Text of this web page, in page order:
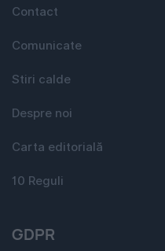
Contact
Comunicate
Stiri calde
Despre noi
Carta editorială
10 Reguli
GDPR